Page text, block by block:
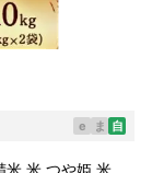
e ま 自